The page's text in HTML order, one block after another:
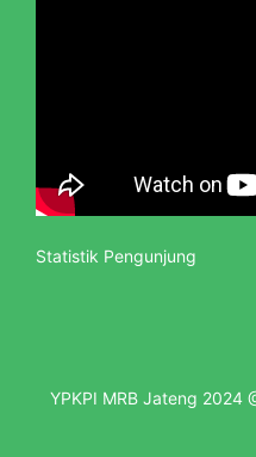
Statistik Pengunjung
YPKPI MRB Jateng 2024